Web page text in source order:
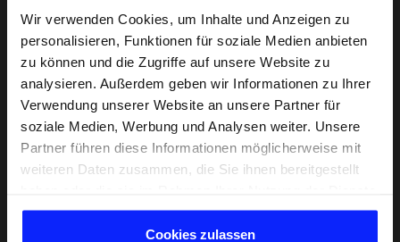
Wir verwenden Cookies, um Inhalte und Anzeigen zu
personalisieren, Funktionen für soziale Medien anbieten
zu können und die Zugriffe auf unsere Website zu
analysieren. Außerdem geben wir Informationen zu Ihrer
Verwendung unserer Website an unsere Partner für
soziale Medien, Werbung und Analysen weiter. Unsere
Partner führen diese Informationen möglicherweise mit
weiteren Daten zusammen, die Sie ihnen bereitgestellt
gesammelt haben.
Cookies zulassen